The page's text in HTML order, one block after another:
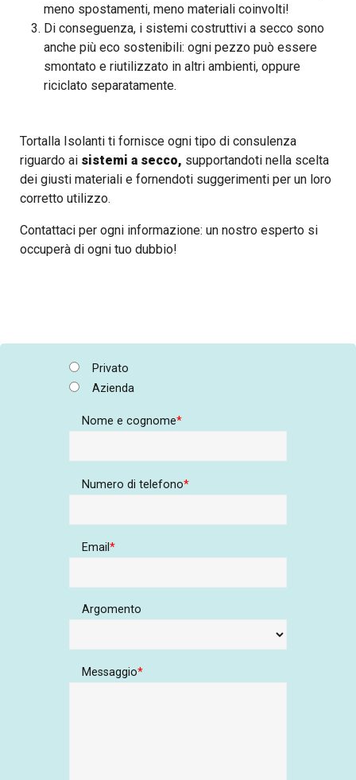
meno spostamenti, meno materiali coinvolti!
Di conseguenza, i sistemi costruttivi a secco sono
anche più eco sostenibili: ogni pezzo può essere
smontato e riutilizzato in altri ambienti, oppure
riciclato separatamente.
Tortalla Isolanti ti fornisce ogni tipo di consulenza
riguardo ai sistemi a secco, supportandoti nella scelta
dei giusti materiali e fornendoti suggerimenti per un loro
corretto utilizzo.
Contattaci per ogni informazione: un nostro esperto si
occuperà di ogni tuo dubbio!
Privato
Azienda
Nome e cognome
Numero di telefono
Email
Argomento
Messaggio